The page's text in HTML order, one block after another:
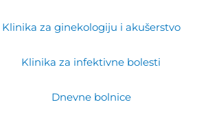
Klinika za ginekologiju i akušerstvo
Klinika za infektivne bolesti
Dnevne bolnice